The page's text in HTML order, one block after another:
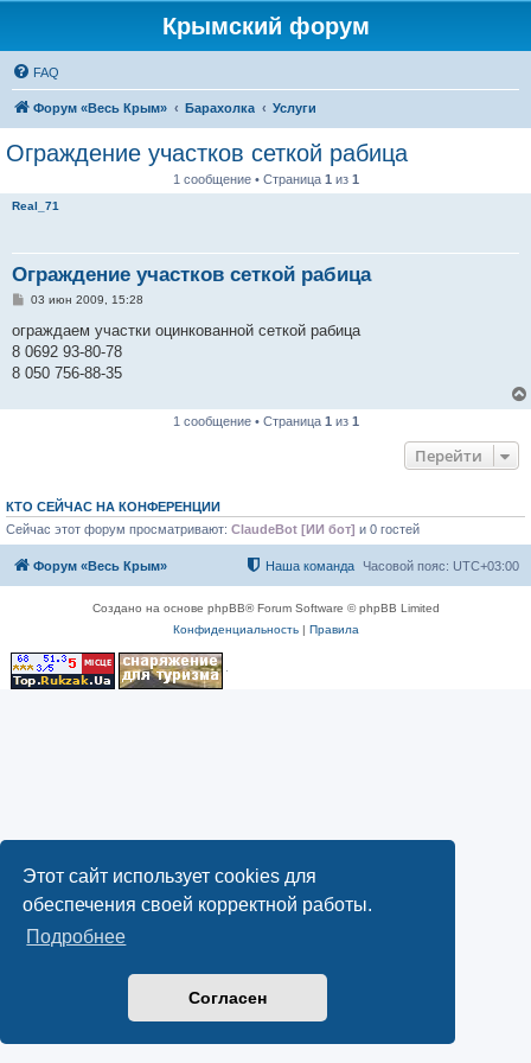
Этот сайт использует cookies для
обеспечения своей корректной работы.
Подробнее
Согласен
Крымский форум
FAQ
Форум «Весь Крым» Барахолка Услуги
Ограждение участков сеткой рабица
1 сообщение • Страница 1 из 1
Real_71
Ограждение участков сеткой рабица
С
о
б
щ
е
е
03 июн 2009, 15:28
ограждаем участки оцинкованной сеткой рабица
8 0692 93-80-78
8 050 756-88-35
1 сообщение • Страница 1 из 1
Перейти
КТО СЕЙЧАС НА КОНФЕРЕНЦИИ
Сейчас этот форум просматривают: ClaudeBot [ИИ бот] и 0 гостей
Форум «Весь Крым» Часовой пояс: UTC+03:00
Наша команда
Создано на основе phpBB® Forum Software © phpBB Limited
Конфиденциальность| Правила